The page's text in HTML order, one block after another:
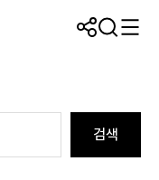
검색